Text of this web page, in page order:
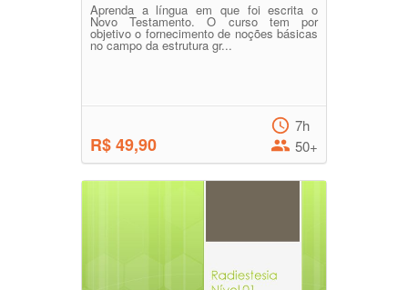
Aprenda a língua em que foi escrita o
Novo Testamento. O curso tem por
objetivo o fornecimento de noções básicas
no campo da estrutura gr...
R$ 49,90
7h
50+